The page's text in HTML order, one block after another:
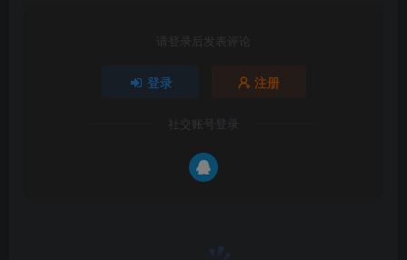
请登录后发表评论
登录 注册
社交账号登录